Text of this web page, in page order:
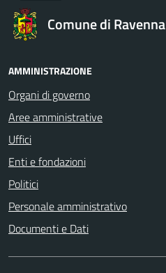
Comune di Ravenna
AMMINISTRAZIONE
Organi di governo
Aree amministrative
Uffici
Enti e fondazioni
Politici
Personale amministrativo
Documenti e Dati